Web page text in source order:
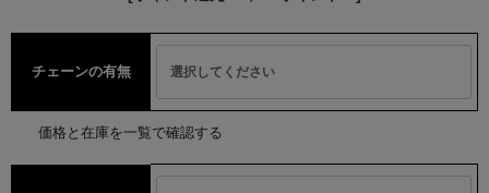
チェーンの有無
価格と在庫を一覧で確認する